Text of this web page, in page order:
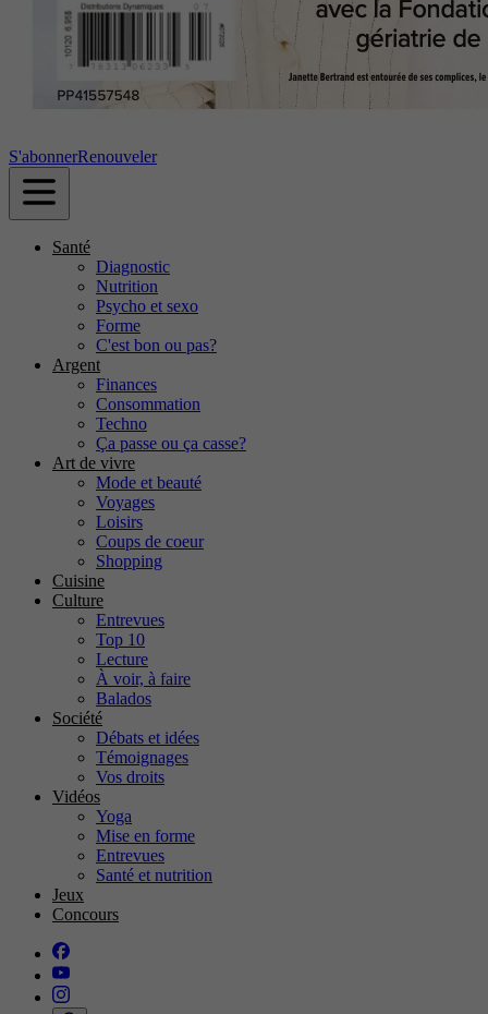
S'abonnerRenouveler
Santé
Diagnostic
Nutrition
Psycho et sexo
Forme
C'est bon ou pas?
Argent
Finances
Consommation
Techno
Ça passe ou ça casse?
Art de vivre
Mode et beauté
Voyages
Loisirs
Coups de coeur
Shopping
Cuisine
Culture
Entrevues
Top 10
Lecture
À voir, à faire
Balados
Société
Débats et idées
Témoignages
Vos droits
Vidéos
Yoga
Mise en forme
Entrevues
Santé et nutrition
Jeux
Concours